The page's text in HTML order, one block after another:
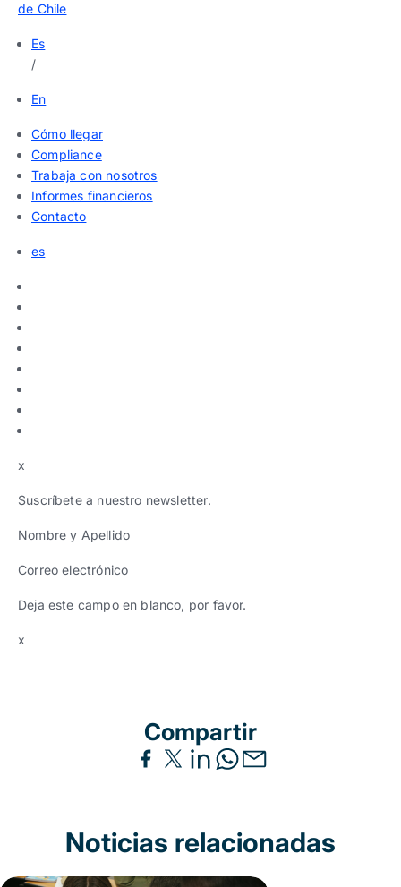
de Chile
Es
/
En
Cómo llegar
Compliance
Trabaja con nosotros
Informes financieros
Contacto
es
x
Suscríbete a nuestro newsletter.
Nombre y Apellido
Correo electrónico
Deja este campo en blanco, por favor.
x
Compartir
Noticias relacionadas